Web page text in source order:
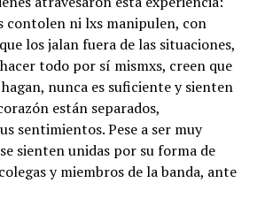
contolen ni lxs manipulen, con
los jalan fuera de las situaciones,
todo por sí mismxs, creen que
nunca es suficiente y sienten
están separados,
sentimientos. Pese a ser muy
sienten unidas por su forma de
y miembros de la banda, ante